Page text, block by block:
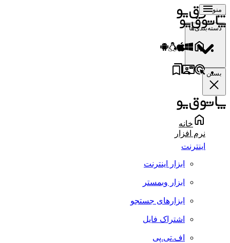
منو
دسته‌بندی‌ها
بستن
خانه
نرم افزار
اینترنت
ابزار اینترنت
ابزار وبمستر
ابزارهای جستجو
اشتراک فایل
اف.تی.پی